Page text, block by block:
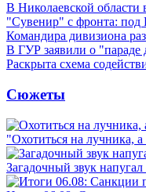
В Николаевской области
"Сувенир" с фронта: под
Командира дивизиона
В ГУР заявили о "параде
Раскрыта схема
Сюжеты
"Охотиться на лучника,
Загадочный звук